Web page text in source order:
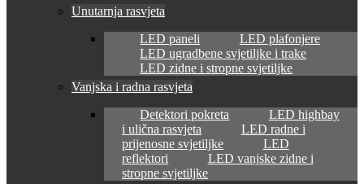
Unutarnja rasvjeta
LED paneli
LED plafonjere
LED ugradbene svjetiljke i trake
LED zidne i stropne svjetiljke
Vanjska i radna rasvjeta
Detektori pokreta
LED highbay
i ulična rasvjeta
LED radne i
prijenosne svjetiljke
LED
reflektori
LED vanjske zidne i
stropne svjetiljke